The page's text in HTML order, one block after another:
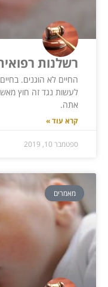
רשלנות
החיים לא הוגנים.
לעשות נגד זה חוץ
אתה.
קרא עוד »
ספטמבר 10, 2019
מאמרים